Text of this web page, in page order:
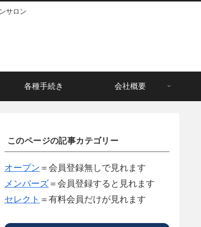
サロン
各種手続き 会社概要
このページの記事カテゴリー
オープン ＝会員登録無しで見れます
メンバーズ ＝会員登録すると見れます
セレクト ＝有料会員だけが見れます